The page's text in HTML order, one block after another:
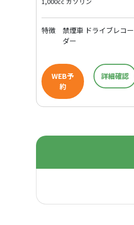
特徴
禁煙車 ドライブレコー
ダー
WEB予
約
詳細確認